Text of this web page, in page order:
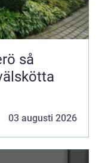
03 augusti 2026